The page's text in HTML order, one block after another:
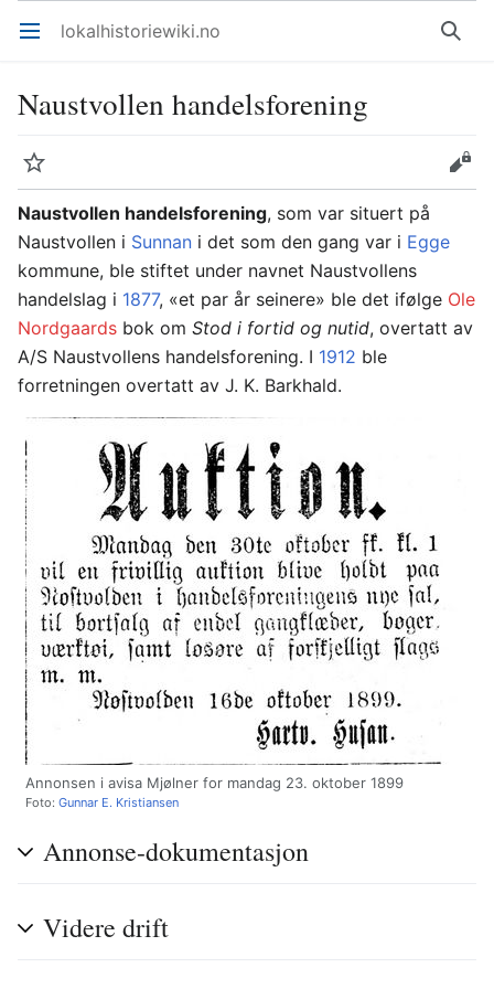
Åpne hovedmenyen lokalhistoriewiki.no Søk
Naustvollen handelsforening
Overvåk
Rediger
Naustvollen handelsforening, som var situert på
Naustvollen i Sunnan i det som den gang var i Egge
kommune, ble stiftet under navnet Naustvollens
handelslag i 1877, «et par år seinere» ble det ifølge Ole
Nordgaards bok om Stod i fortid og nutid, overtatt av
A/S Naustvollens handelsforening. I 1912 ble
forretningen overtatt av J. K. Barkhald.
Annonsen i avisa Mjølner for mandag 23. oktober 1899
Foto: Gunnar E. Kristiansen
Annonse-dokumentasjon
Videre drift